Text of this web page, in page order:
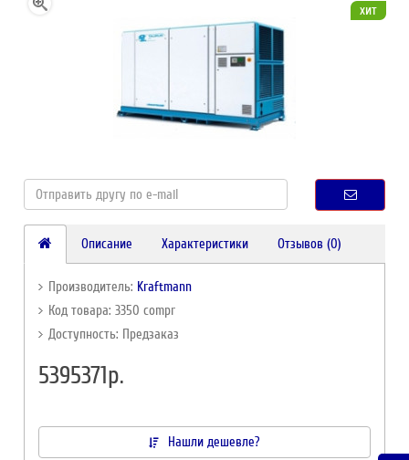
хит
Описание Характеристики Отзывов (0)
Производитель: Kraftmann
Код товара: 3350 compr
Доступность: Предзаказ
5395371р.
Нашли дешевле?